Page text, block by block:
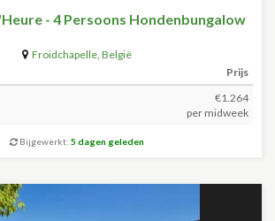
- 4 Persoons Hondenbungalow
Froidchapelle, België
Prijs
€1.264
per midweek
Bijgewerkt: 5 dagen geleden